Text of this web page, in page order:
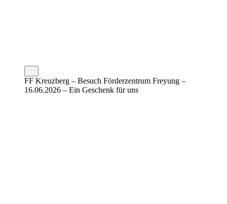
FF Kreuzberg – Besuch Förderzentrum Freyung –
16.06.2026 – Ein Geschenk für uns